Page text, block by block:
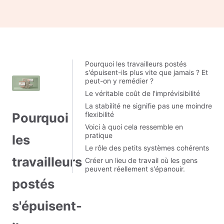
Pourquoi
les
travailleurs
postés
s'épuisent-
Pourquoi les travailleurs postés
s'épuisent-ils plus vite que jamais ? Et
peut-on y remédier ?
Le véritable coût de l'imprévisibilité
La stabilité ne signifie pas une moindre
flexibilité
Voici à quoi cela ressemble en
pratique
Le rôle des petits systèmes cohérents
Créer un lieu de travail où les gens
peuvent réellement s'épanouir.